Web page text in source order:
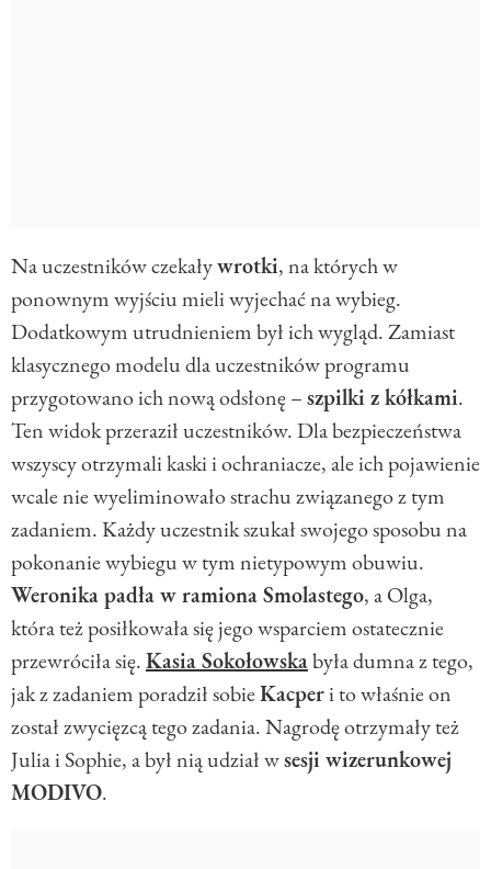
Na uczestników czekaływrotki, na których w
ponownym wyjściu mieli wyjechać na wybieg.
Dodatkowym utrudnieniem był ich wygląd. Zamiast
klasycznego modelu dla uczestników programu
przygotowano ich nową odsłonę –szpilki z kółkami.
Ten widok przeraził uczestników. Dla bezpieczeństwa
wszyscy otrzymali kaski i ochraniacze, ale ich pojawienie
wcale nie wyeliminowało strachu związanego z tym
zadaniem. Każdy uczestnik szukał swojego sposobu na
pokonanie wybiegu w tym nietypowym obuwiu.
Weronika padła w ramiona Smolastego, a Olga,
która też posiłkowała się jego wsparciem ostatecznie
przewróciła się.Kasia Sokołowskabyła dumna z tego,
jak z zadaniem poradził sobieKacperi to właśnie on
został zwycięzcą tego zadania. Nagrodę otrzymały też
Julia i Sophie, a był nią udział wsesji wizerunkowej
MODIVO.